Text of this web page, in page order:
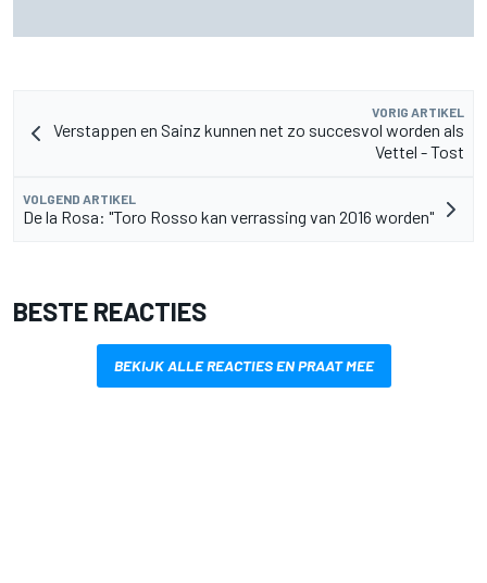
VORIG ARTIKEL
Verstappen en Sainz kunnen net zo succesvol worden als
Vettel - Tost
VOLGEND ARTIKEL
De la Rosa: "Toro Rosso kan verrassing van 2016 worden"
BESTE REACTIES
BEKIJK ALLE REACTIES EN PRAAT MEE